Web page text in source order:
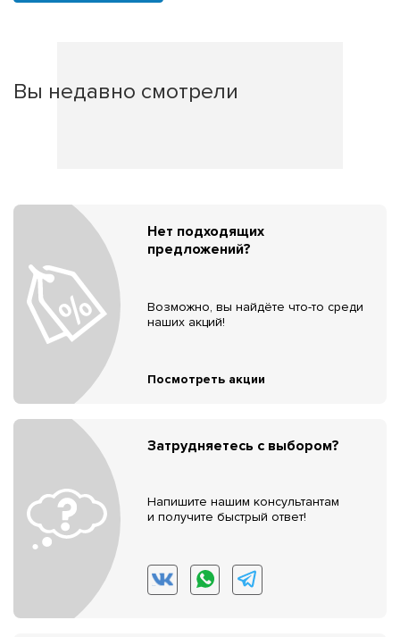
Вы недавно смотрели
Нет подходящих
предложений?
Возможно, вы найдёте что-то среди
наших акций!
Посмотреть акции
Затрудняетесь с выбором?
Напишите нашим консультантам
и получите быстрый ответ!